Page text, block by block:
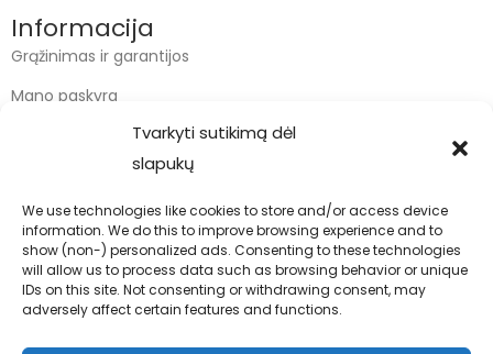
Tvarkyti sutikimą dėl
slapukų
We use technologies like cookies to store and/or access device
information. We do this to improve browsing experience and to
show (non-) personalized ads. Consenting to these technologies
will allow us to process data such as browsing behavior or unique
IDs on this site. Not consenting or withdrawing consent, may
adversely affect certain features and functions.
Informacija
Grąžinimas ir garantijos
Mano paskyra
Kontaktai
info@bodyfoodas.lt
+370 600 77017